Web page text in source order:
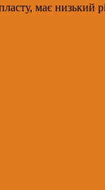
має низький